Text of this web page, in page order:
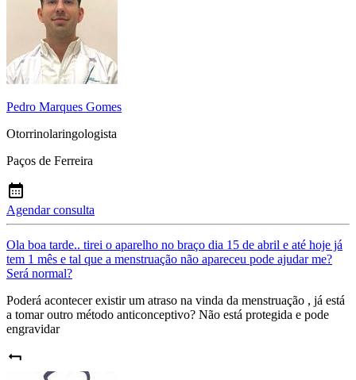
Pedro Marques Gomes
Otorrinolaringologista
Paços de Ferreira
Agendar consulta
Ola boa tarde.. tirei o aparelho no braço dia 15 de abril e até hoje já
tem 1 mês e tal que a menstruação não apareceu pode ajudar me?
Será normal?
Poderá acontecer existir um atraso na vinda da menstruação , já está
a tomar outro método anticonceptivo? Não está protegida e pode
engravidar